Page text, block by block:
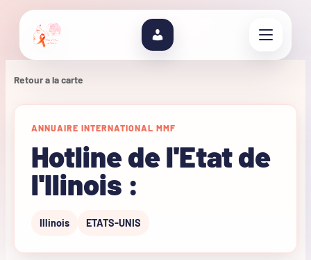
Retour a la carte
ANNUAIRE INTERNATIONAL MMF
Hotline de l'Etat de
l'Ilinois :
Illinois ETATS-UNIS